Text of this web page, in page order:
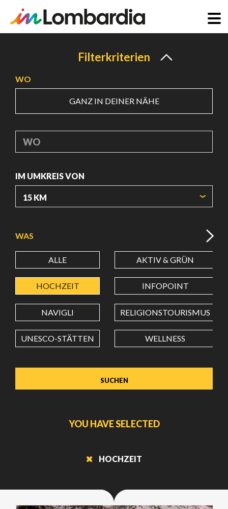
Filterkriterien
WO
GANZ IN DEINER NÄHE
WO
IM UMKREIS VON
BREITENGRAD
LÄNGENGRAD
Wert in Dezimalgrad. Punkt (.) als Dezimalzeichen
WAS
ALLE AKTIV & GRÜN
HOCHZEIT INFOPOINT
NAVIGLI RELIGIONSTOURISMUS
UNESCO-STÄTTEN WELLNESS
YOU HAVE SELECTED
HOCHZEIT